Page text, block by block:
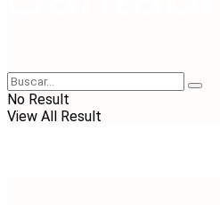
No Result
View All Result